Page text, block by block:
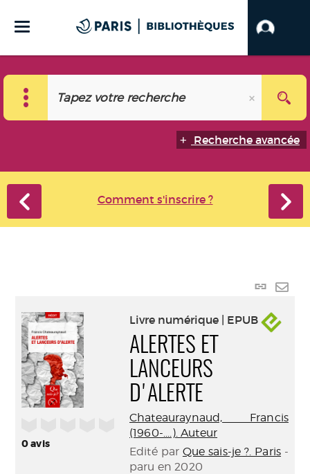
Recherche avancée
Comment s'inscrire ?
Lien
0avis
Livre numérique | EPUB
ALERTES ET
LANCEURS
D'ALERTE
Chateauraynaud, Francis
(1960-....). Auteur
Edité par Que sais-je ?. Paris -
paru en 2020